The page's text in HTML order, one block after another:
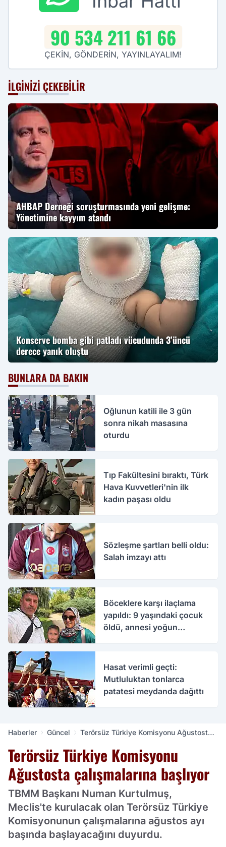
90 534 211 61 66
ÇEKİN, GÖNDERİN, YAYINLAYALIM!
İLGINIZI ÇEKEBILIR
AHBAP Derneği soruşturmasında yeni gelişme:
Yönetimine kayyım atandı
Konserve bomba gibi patladı vücudunda 3’üncü
derece yanık oluştu
BUNLARA DA BAKIN
Oğlunun katili ile 3 gün
sonra nikah masasına
oturdu
Tıp Fakültesini bıraktı, Türk
Hava Kuvvetleri'nin ilk
kadın paşası oldu
Sözleşme şartları belli oldu:
Salah imzayı attı
Böceklere karşı ilaçlama
yapıldı: 9 yaşındaki çocuk
öldü, annesi yoğun
Hasat verimli geçti:
Mutluluktan tonlarca
patatesi meydanda dağıttı
Haberler Güncel
Terörsüz Türkiye Komisyonu Ağustosta
Terörsüz Türkiye Komisyonu
Ağustosta çalışmalarına başlıyor
TBMM Başkanı Numan Kurtulmuş,
Meclis'te kurulacak olan Terörsüz Türkiye
Komisyonunun çalışmalarına ağustos ayı
başında başlayacağını duyurdu.